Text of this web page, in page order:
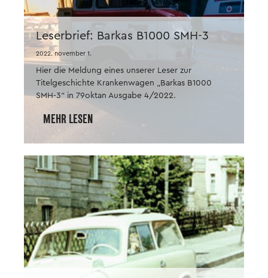
Leserbrief: Barkas B1000 SMH-3
2022. november 1.
Hier die Meldung eines unserer Leser zur
Titelgeschichte Krankenwagen „Barkas B1000
SMH-3“ in 79oktan Ausgabe 4/2022.
MEHR LESEN